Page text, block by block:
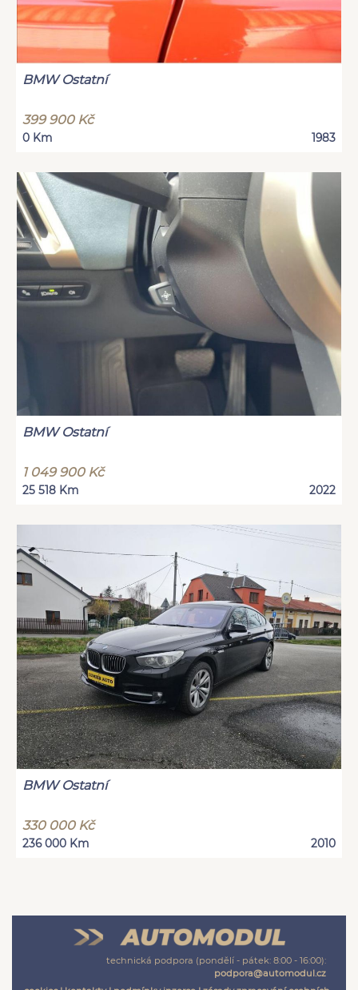
BMW Ostatní
399 900 Kč
0 Km 1983
BMW Ostatní
1 049 900 Kč
25 518 Km 2022
BMW Ostatní
330 000 Kč
236 000 Km 2010
technická podpora (pondělí - pátek: 8:00 - 16:00):
podpora@automodul.cz